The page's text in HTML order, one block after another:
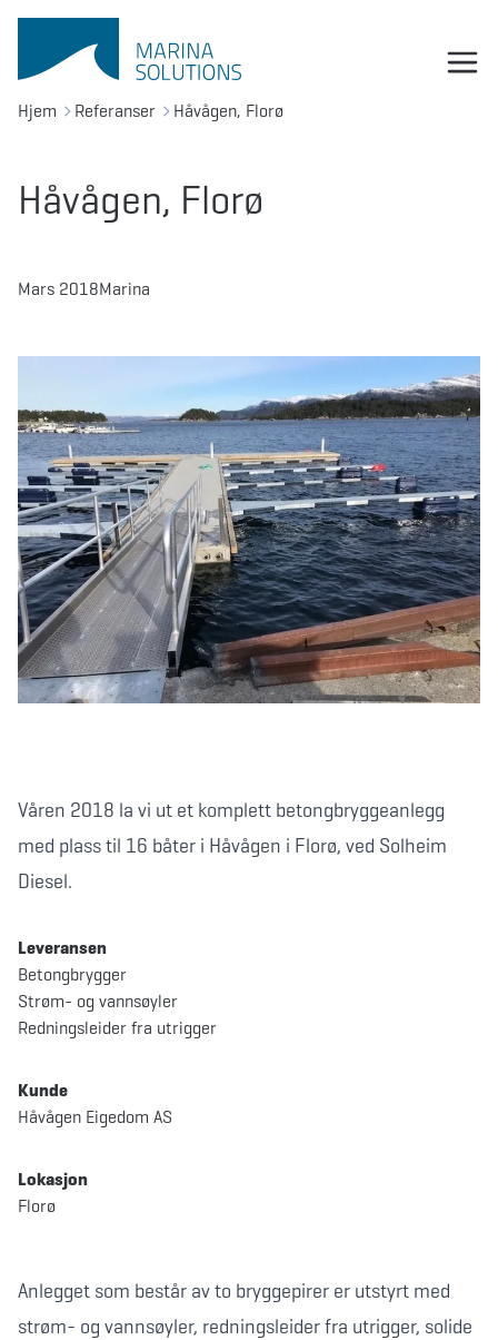
Hjem Referanser Håvågen, Florø
Håvågen, Florø
Mars 2018Marina
Våren 2018 la vi ut et komplett betongbryggeanlegg
med plass til 16 båter i Håvågen i Florø, ved Solheim
Diesel.
Leveransen
Betongbrygger
Strøm- og vannsøyler
Redningsleider fra utrigger
Kunde
Håvågen Eigedom AS
Lokasjon
Florø
Anlegget som består av to bryggepirer er utstyrt med
strøm- og vannsøyler, redningsleider fra utrigger, solide